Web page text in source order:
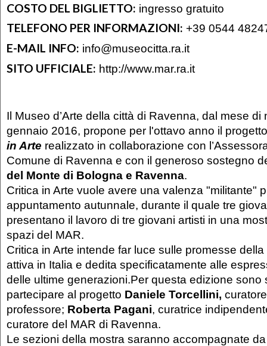
COSTO DEL BIGLIETTO: ingresso gratuito
TELEFONO PER INFORMAZIONI: +39 0544
E-MAIL INFO: info@museocitta.ra.it
SITO UFFICIALE: http://www.mar.ra.it
Il Museo d’Arte della città di Ravenna, dal mese di
gennaio 2016, propone per l'ottavo anno il
in Arte realizzato in collaborazione con
Comune di Ravenna e con il generoso sostegno
del Monte di Bologna e Ravenna.
Critica in Arte vuole avere una valenza "militante"
appuntamento autunnale, durante il quale tre
presentano il lavoro di tre giovani artisti in una
spazi del MAR.
Critica in Arte intende far luce sulle promesse
attiva in Italia e dedita specificatamente alle
delle ultime generazioni.Per questa edizione sono
partecipare al progetto Daniele Torcellini,
professore; Roberta Pagani, curatrice
curatore del MAR di Ravenna.
Le sezioni della mostra saranno accompagnate